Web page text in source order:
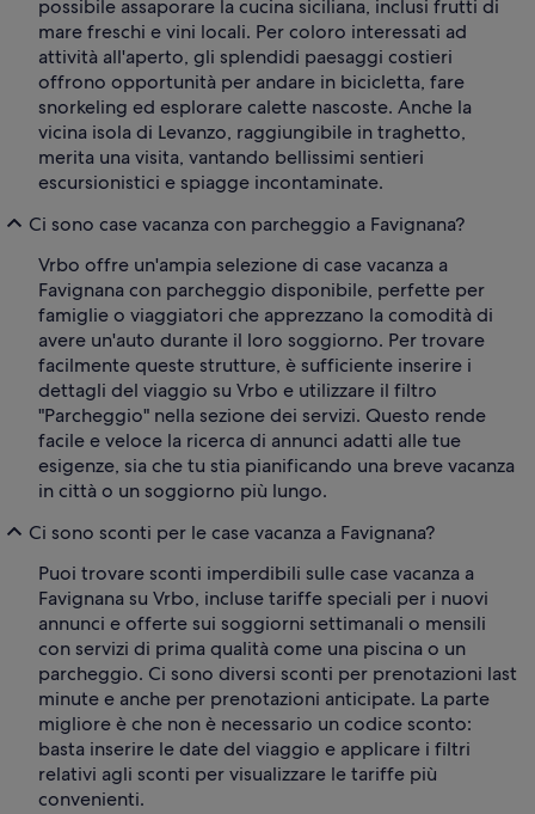
possibile assaporare la cucina siciliana, inclusi frutti di
mare freschi e vini locali. Per coloro interessati ad
attività all'aperto, gli splendidi paesaggi costieri
offrono opportunità per andare in bicicletta, fare
snorkeling ed esplorare calette nascoste. Anche la
vicina isola di Levanzo, raggiungibile in traghetto,
merita una visita, vantando bellissimi sentieri
escursionistici e spiagge incontaminate.
Ci sono case vacanza con parcheggio a Favignana?
Vrbo offre un'ampia selezione di case vacanza a
Favignana con parcheggio disponibile, perfette per
famiglie o viaggiatori che apprezzano la comodità di
avere un'auto durante il loro soggiorno. Per trovare
facilmente queste strutture, è sufficiente inserire i
dettagli del viaggio su Vrbo e utilizzare il filtro
"Parcheggio" nella sezione dei servizi. Questo rende
facile e veloce la ricerca di annunci adatti alle tue
esigenze, sia che tu stia pianificando una breve vacanza
in città o un soggiorno più lungo.
Ci sono sconti per le case vacanza a Favignana?
Puoi trovare sconti imperdibili sulle case vacanza a
Favignana su Vrbo, incluse tariffe speciali per i nuovi
annunci e offerte sui soggiorni settimanali o mensili
con servizi di prima qualità come una piscina o un
parcheggio. Ci sono diversi sconti per prenotazioni last
minute e anche per prenotazioni anticipate. La parte
migliore è che non è necessario un codice sconto:
basta inserire le date del viaggio e applicare i filtri
relativi agli sconti per visualizzare le tariffe più
convenienti.